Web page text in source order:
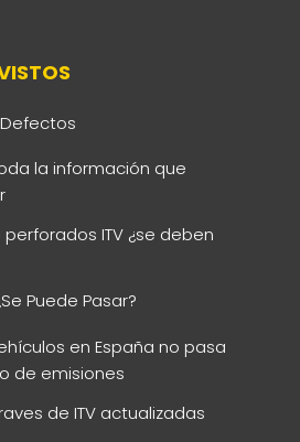
la información que
ITV ¿se deben
Puede Pasar?
en España no pasa
de emisiones
de ITV actualizadas